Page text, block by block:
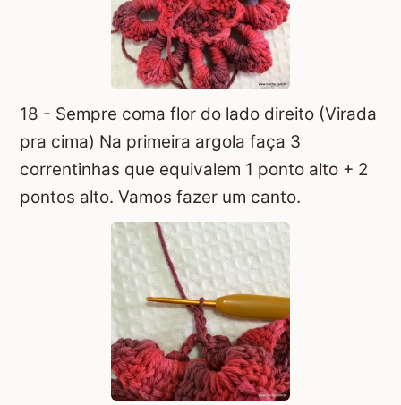
18 - Sempre coma flor do lado direito (Virada
pra cima) Na primeira argola faça 3
correntinhas que equivalem 1 ponto alto + 2
pontos alto. Vamos fazer um canto.